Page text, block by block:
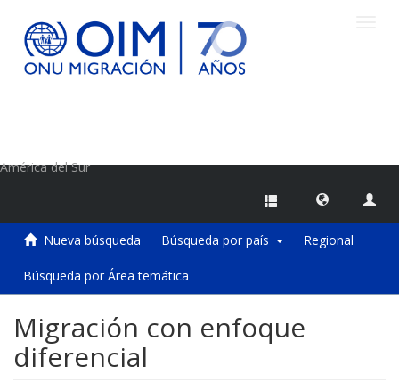
América del Sur
Nueva búsqueda Búsqueda por país Regional
Búsqueda por Área temática
Migración con enfoque
diferencial